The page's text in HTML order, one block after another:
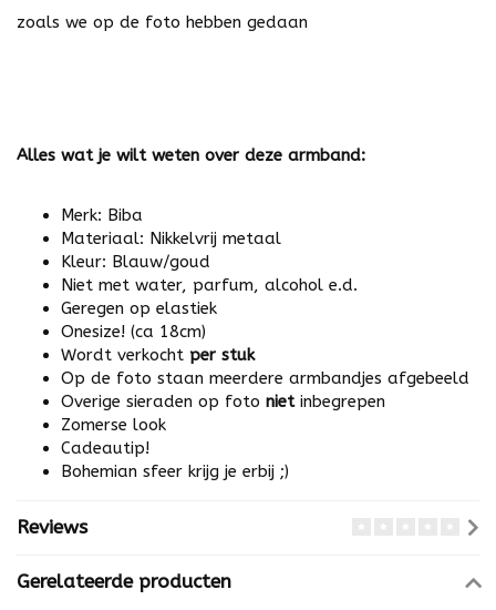
zoals we op de foto hebben gedaan
Alles wat je wilt weten over deze armband:
Merk: Biba
Materiaal: Nikkelvrij metaal
Kleur: Blauw/goud
Niet met water, parfum, alcohol e.d.
Geregen op elastiek
Onesize! (ca 18cm)
Wordt verkocht per stuk
Op de foto staan meerdere armbandjes afgebeeld
Overige sieraden op foto nietinbegrepen
Zomerse look
Cadeautip!
Bohemian sfeer krijg je erbij ;)
Reviews
Gerelateerde producten